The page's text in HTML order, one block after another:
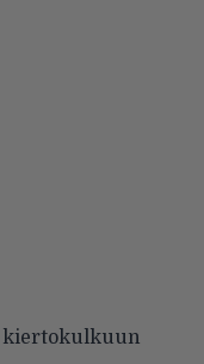
kiertokulkuun